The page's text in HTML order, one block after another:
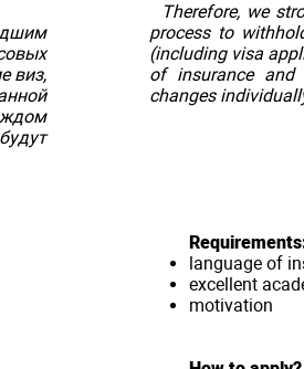
виз,
Therefore, we
process to
(including visa
of insurance and
changes
language of
excellent
motivation